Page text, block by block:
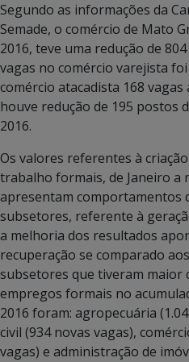
Segundo as informações da
Semade, o comércio de Mato
2016, teve uma redução de
vagas no comércio varejista
comércio atacadista 168
houve redução de 195 postos
2016.
Os valores referentes à
trabalho formais, de Janeiro a
apresentam comportamentos
subsetores, referente à
a melhoria dos resultados
recuperação se comparado
subsetores que tiveram maior
empregos formais no
2016 foram: agropecuária
civil (934 novas vagas),
vagas) e administração de